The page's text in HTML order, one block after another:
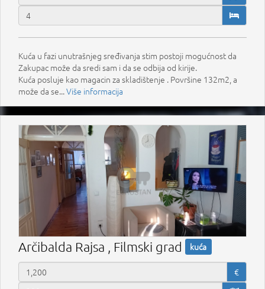
Kuća u fazi unutrašnjeg sređivanja stim postoji mogućnost da
Zakupac može da sredi sam i da se odbija od kirije.
Kuća posluje kao magacin za skladištenje . Površine 132m2, a
može da se...Više informacija
Arčibalda Rajsa , Filmski grad kuća
€